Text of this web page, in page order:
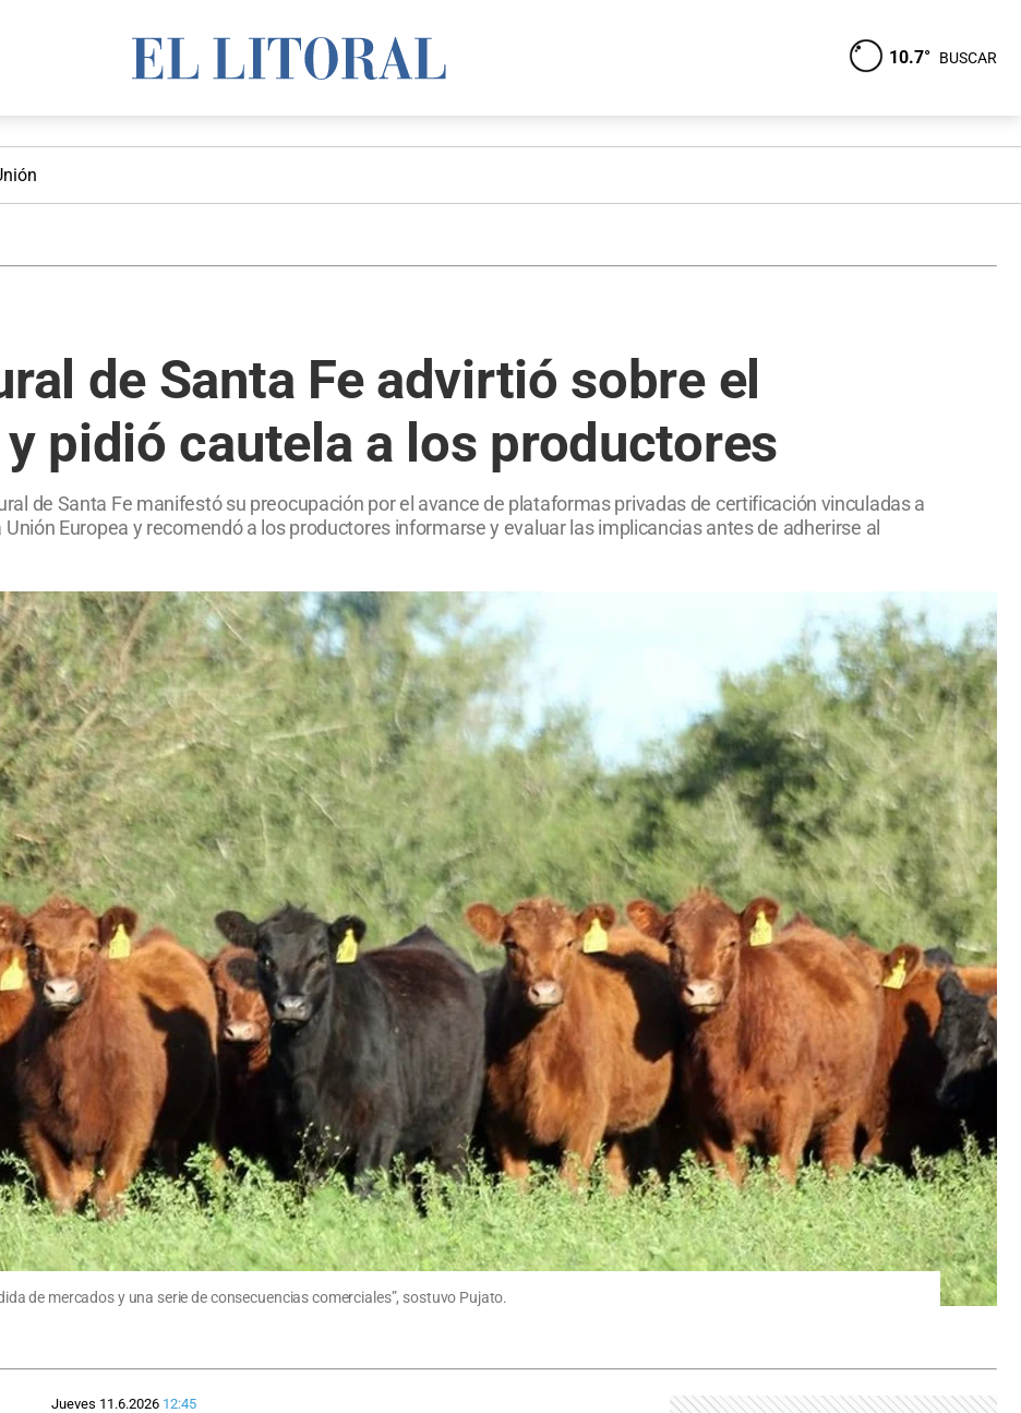
10.7° BUSCAR
de Santa Fe advirtió sobre el
pidió cautela a los productores
de Santa Fe manifestó su preocupación por el avance de plataformas privadas de certificación vinculadas a
Europea y recomendó a los productores informarse y evaluar las implicancias antes de adherirse al
de mercados y una serie de consecuencias comerciales”, sostuvo Pujato.
Jueves 11.6.2026 12:45